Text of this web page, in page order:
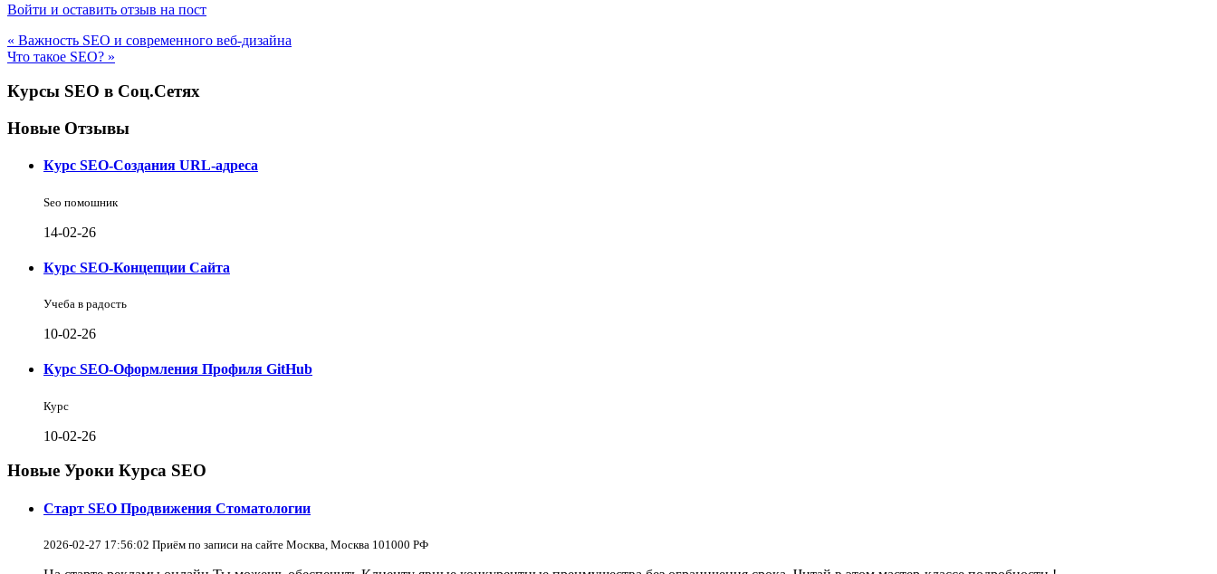
Войти и оставить отзыв на пост
« Важность SEO и современного веб-дизайна
Что такое SEO? »
Курсы SEO в Соц.Сетях
Новые Отзывы
Курс SEO-Создания URL-адреса
Seo помошник
14-02-26
Курс SEO-Концепции Сайта
Учеба в радость
10-02-26
Курс SEO-Оформления Профиля GitHub
Курс
10-02-26
Новые Уроки Курса SEO
Старт SEO Продвижения Стоматологии
2026-02-27 17:56:02 Приём по записи на сайте Москва, Москва 101000 РФ